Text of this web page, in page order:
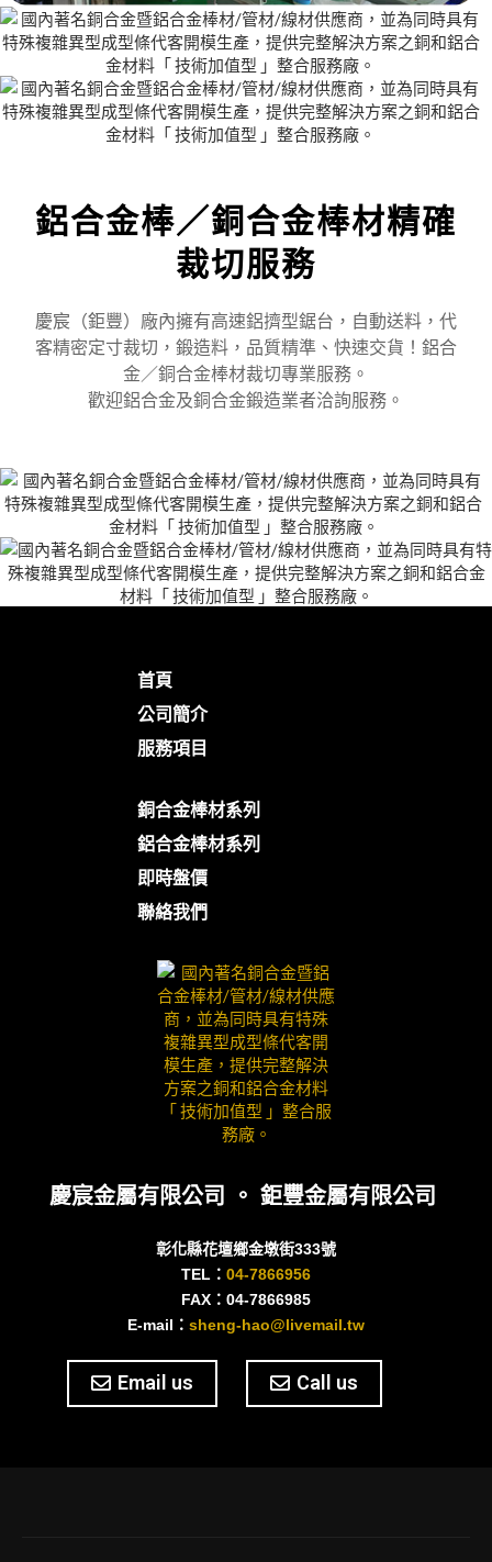
鋁合金棒／銅合金棒材精確
裁切服務
慶宸（鉅豐）廠內擁有高速鋁擠型鋸台，自動送料，代
客精密定寸裁切，鍛造料，品質精準、快速交貨！鋁合
金／銅合金棒材裁切專業服務。
歡迎鋁合金及銅合金鍛造業者洽詢服務。
首頁
公司簡介
服務項目
銅合金棒材系列
鋁合金棒材系列
即時盤價
聯絡我們
慶宸金屬有限公司 。 鉅豐金屬有限公司
彰化縣花壇鄉金墩街333號
TEL： 04-7866956
FAX：04-7866985
E-mail： sheng-hao@livemail.tw
Email us Call us